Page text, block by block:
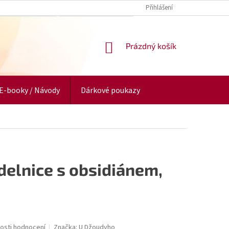
Přihlášení
NÁKUPNÍ
Prázdný košík
E-booky / Návody Dárkové poukazy
s obsidiánem,